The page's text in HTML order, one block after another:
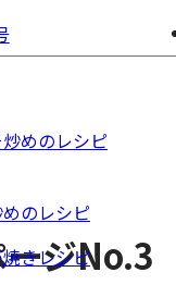
ジNo.3
のレシピ